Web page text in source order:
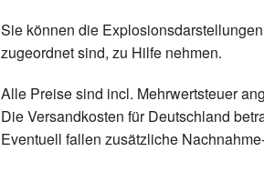
Sie können die
zugeordnet sind, zu Hilfe nehmen.
Alle Preise sind incl. Mehrwertsteuer
Die Versandkosten für Deutschland
Eventuell fallen zusätzliche